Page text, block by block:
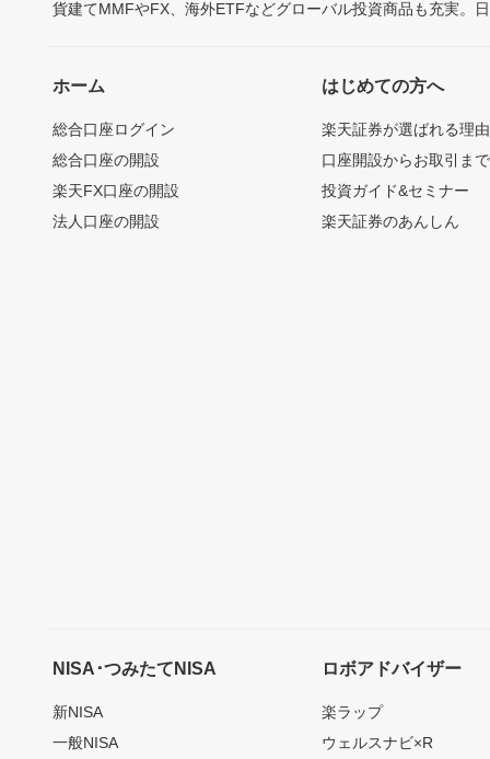
貨建てMMFやFX、海外ETFなどグローバル投資商品も充実。
ホーム
総合口座ログイン
総合口座の開設
楽天FX口座の開設
法人口座の開設
はじめての方へ
楽天証券が選ばれる理由
口座開設からお取引ま
投資ガイド&セミナー
楽天証券のあんしん
NISA･つみたてNISA
新NISA
一般NISA
ロボアドバイザー
楽ラップ
ウェルスナビ×R